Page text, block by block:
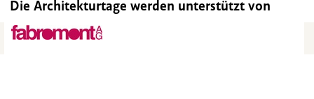
Die Architekturtage werden unterstützt von